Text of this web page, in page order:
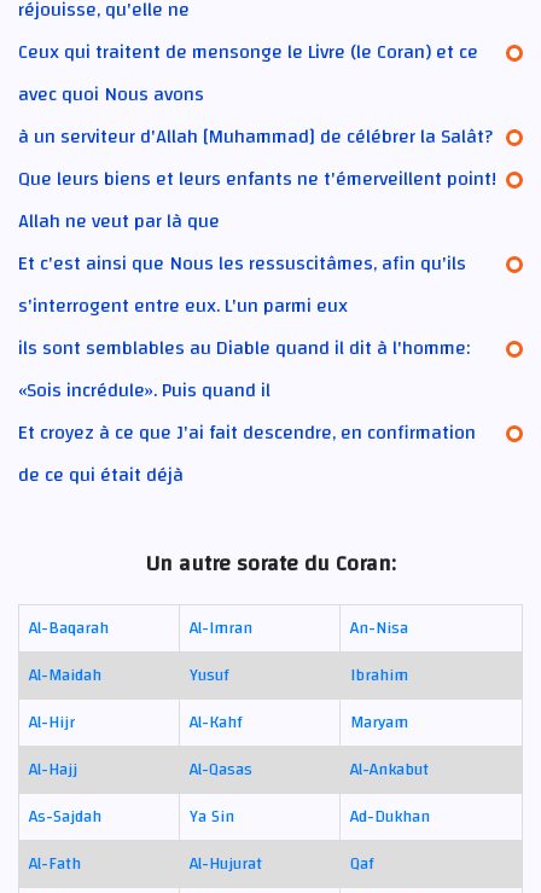
réjouisse, qu'elle ne
Ceux qui traitent de mensonge le Livre (le Coran) et ce
avec quoi Nous avons
à un serviteur d'Allah [Muhammad] de célébrer la Salât?
Que leurs biens et leurs enfants ne t'émerveillent point!
Allah ne veut par là que
Et c'est ainsi que Nous les ressuscitâmes, afin qu'ils
s'interrogent entre eux. L'un parmi eux
ils sont semblables au Diable quand il dit à l'homme:
«Sois incrédule». Puis quand il
Et croyez à ce que J'ai fait descendre, en confirmation
de ce qui était déjà
Un autre sorate du Coran:
Al-Baqarah Al-Imran
An-Nisa
Al-Maidah
Yusuf
Ibrahim
Al-Hijr
Al-Kahf
Maryam
Al-Hajj
Al-Qasas
Al-Ankabut
As-Sajdah
Ya Sin
Ad-Dukhan
Al-Fath
Al-Hujurat
Qaf